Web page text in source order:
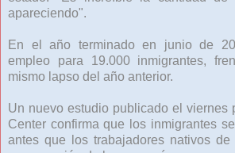
apareciendo".
En el año terminado en junio de
empleo para 19.000 inmigrantes,
mismo lapso del año anterior.
Un nuevo estudio publicado el viernes
Center confirma que los inmigrantes
antes que los trabajadores nativos